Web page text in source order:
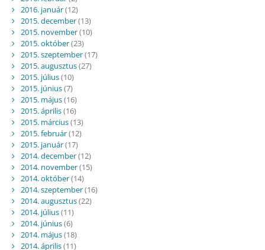
2016. január(12)
2015. december(13)
2015. november(10)
2015. október(23)
2015. szeptember(17)
2015. augusztus(27)
2015. július(10)
2015. június(7)
2015. május(16)
2015. április(16)
2015. március(13)
2015. február(12)
2015. január(17)
2014. december(12)
2014. november(15)
2014. október(14)
2014. szeptember(16)
2014. augusztus(22)
2014. július(11)
2014. június(6)
2014. május(18)
2014. április(11)